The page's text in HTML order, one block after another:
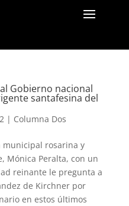
Gobierno nacional
santafesina del
| Columna Dos
municipal rosarina y
Mónica Peralta, con un
reinante le pregunta a
de Kirchner por
en estos últimos